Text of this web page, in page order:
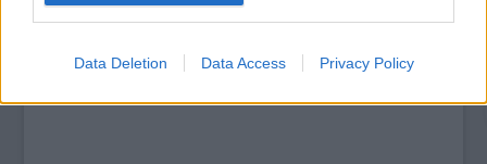
Data Deletion Data Access Privacy Policy